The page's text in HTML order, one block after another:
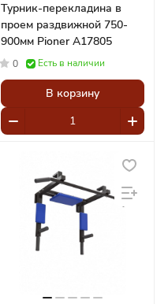
Турник-перекладина в
проем раздвижной 750-
900мм Pioner A17805
0 Есть в наличии
В корзину